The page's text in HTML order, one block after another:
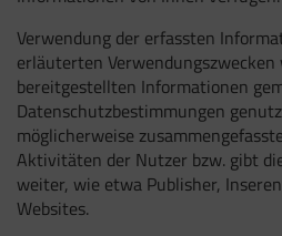
Verwendung der erfassten
erläuterten
bereitgestellten Informationen
Datenschutzbestimmungen
möglicherweise
Aktivitäten der Nutzer bzw. gibt
weiter, wie etwa Publisher,
Websites.